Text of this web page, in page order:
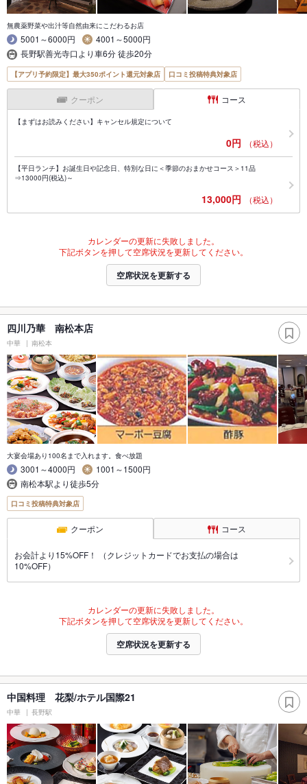
無農薬野菜や出汁等自然由来にこだわるお店
5001～6000円
4001～5000円
長野駅善光寺口より車6分 徒歩20分
【アプリ予約限定】最大350ポイント還元対象店 口コミ投稿特典対象店
クーポン コース
【まずはお読みください】キャンセル規定について
0円 （税込）
【平日ランチ】お誕生日や記念日、特別な日に＜季節のおまかせコース＞11品
⇒13000円(税込)～
13,000円 （税込）
カレンダーの更新に失敗しました。
下記ボタンを押して空席状況を更新してください。
空席状況を更新する
四川乃華 南松本店
中華 南松本
大宴会場あり100名まで入れます。食べ放題
3001～4000円
1001～1500円
南松本駅より徒歩5分
口コミ投稿特典対象店
クーポン コース
お会計より15%OFF！ （クレジットカードでお支払の場合は
10%OFF）
カレンダーの更新に失敗しました。
下記ボタンを押して空席状況を更新してください。
空席状況を更新する
中国料理 花梨/ホテル国際21
中華 長野駅